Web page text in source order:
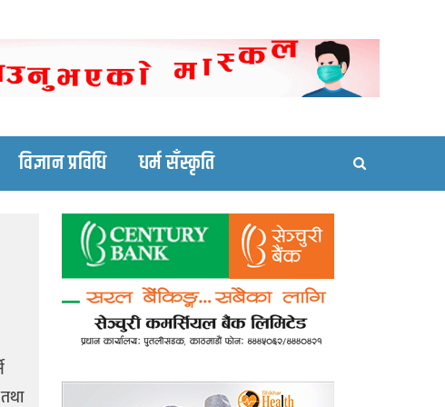
portal site
विज्ञान प्रविधि धर्म सँस्कृति